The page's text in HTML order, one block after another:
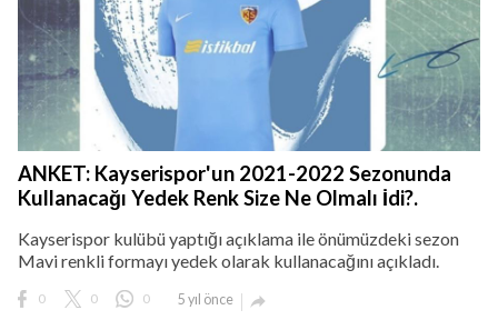
ANKET: Kayserispor'un 2021-2022 Sezonunda
Kullanacağı Yedek Renk Size Ne Olmalı İdi?.
Kayserispor kulübü yaptığı açıklama ile önümüzdeki sezon
Mavi renkli formayı yedek olarak kullanacağını açıkladı.
0 0 0 5 yıl önce 